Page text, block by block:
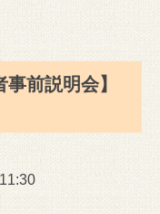
前説明会】